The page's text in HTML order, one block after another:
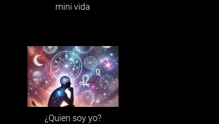
mini vida
¿Quien soy yo?